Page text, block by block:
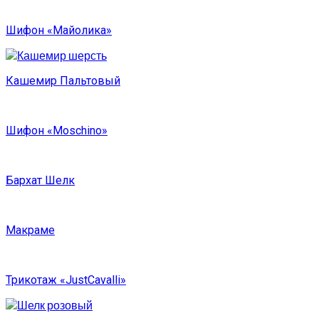
Шифон «Майолика»
Кашемир Пальтовый
Шифон «Moschino»
Бархат Шелк
Макраме
Трикотаж «JustCavalli»